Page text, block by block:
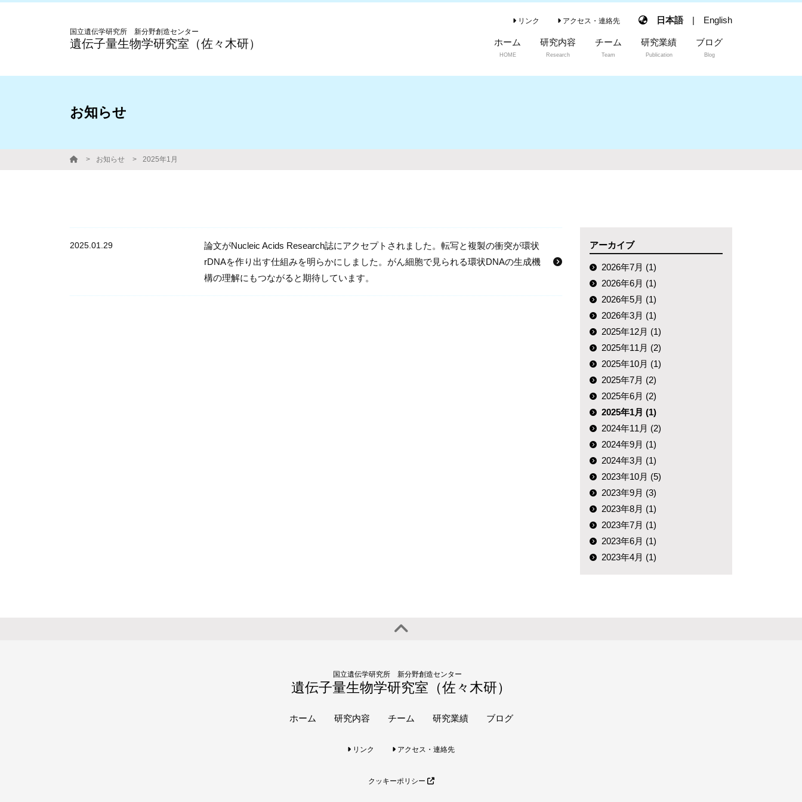
国立遺伝学研究所 新分野創造センター
遺伝子量生物学研究室（佐々木研）
リンク アクセス・連絡先 日本語 | English
ホーム
HOME
研究内容
Research
チーム
Team
研究業績
Publication
ブログ
Blog
お知らせ
お知らせ 2025年1月
2025.01.29
論文がNucleic Acids Research誌にアクセプトされました。転写と複製の衝突が環状
rDNAを作り出す仕組みを明らかにしました。がん細胞で見られる環状DNAの生成機
構の理解にもつながると期待しています。
アーカイブ
2026年7月 (1)
2026年6月 (1)
2026年5月 (1)
2026年3月 (1)
2025年12月 (1)
2025年11月 (2)
2025年10月 (1)
2025年7月 (2)
2025年6月 (2)
2025年1月 (1)
2024年11月 (2)
2024年9月 (1)
2024年3月 (1)
2023年10月 (5)
2023年9月 (3)
2023年8月 (1)
2023年7月 (1)
2023年6月 (1)
2023年4月 (1)
国立遺伝学研究所 新分野創造センター
遺伝子量生物学研究室（佐々木研）
ホーム 研究内容 チーム 研究業績 ブログ
リンク アクセス・連絡先
クッキーポリシー